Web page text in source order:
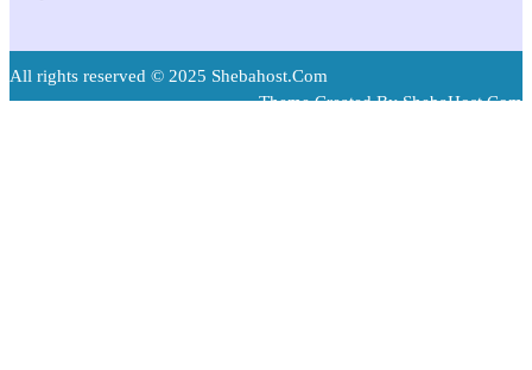
All rights reserved © 2025 Shebahost.Com
Theme Created By ShebaHost.Com